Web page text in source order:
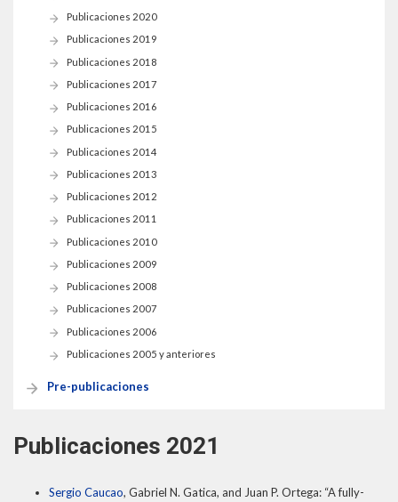
THEP Group
Publicaciones 2021
Sergio Caucao, Gabriel N. Gatica, and Juan P. Ortega: “A fully-
Publicaciones 2020
Publicaciones 2019
Publicaciones 2018
Publicaciones 2017
Publicaciones 2016
Publicaciones 2015
Publicaciones 2014
Publicaciones 2013
Publicaciones 2012
Publicaciones 2011
Publicaciones 2010
Publicaciones 2009
Publicaciones 2008
Publicaciones 2007
Publicaciones 2006
Publicaciones 2005 y anteriores
Pre-publicaciones